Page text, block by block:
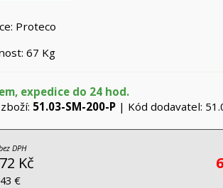
Proteco
67 Kg
expedice do 24 hod.
51.03-SM-200-P| Kód dodavatel:
DPH
Kč
€